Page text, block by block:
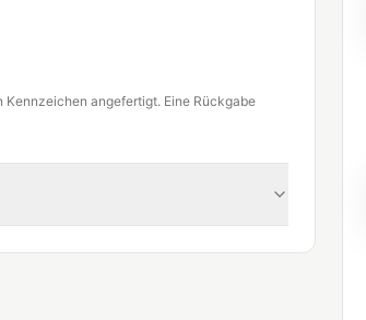
angefertigt. Eine Rückgabe